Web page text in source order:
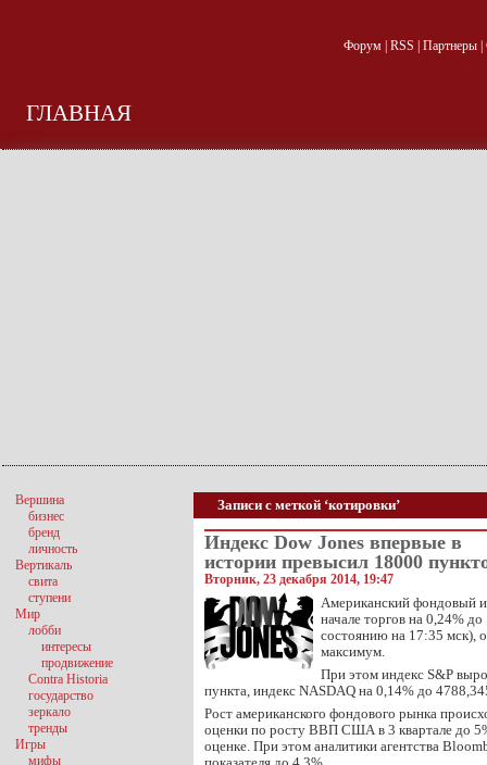
Форум| RSS Партнеры|
ГЛАВНАЯ
Записи с меткой ‘котировки’
Индекс Dow Jones впервые в
истории превысил 18000
Вторник, 23 декабря 2014, 19:47
Американский фондовый
начале торгов на 0,24%
состоянию на 17:35 мск),
максимум.
При этом индекс S&P
пункта, индекс NASDAQ на 0,14% до
Рост американского фондового рынка
оценки по росту ВВП США в 3 квартале до
оценке. При этом аналитики агентства
Вершина
бизнес
бренд
личность
Вертикаль
свита
ступени
Мир
лобби
интересы
продвижение
Contra Historia
государство
зеркало
тренды
Игры
мифы